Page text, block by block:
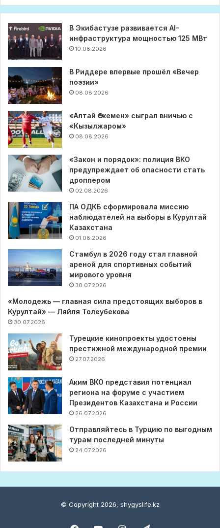
В Экибастузе развивается AI-
инфраструктура мощностью 125 МВт
10.08.2026
В Риддере впервые прошёл «Вечер
поэзии»
08.08.2026
«Алтай Өскемен» сыграл вничью с
«Кызылжаром»
08.08.2026
«Закон и порядок»: полиция ВКО
предупреждает об опасности стать
дроппером
02.08.2026
ПА ОДКБ сформировала миссию
наблюдателей на выборы в Курултай
Казахстана
01.08.2026
Стамбул в 2026 году стал главной
ареной для спортивных событий
мирового уровня
30.07.2026
«Молодежь — главная сила предстоящих выборов в
Курултай» — Ляйля Толеубекова
30.07.2026
Турецкие кинопроекты удостоены
престижной международной премии
27.07.2026
Аким ВКО представил потенциал
региона на форуме с участием
Президентов Казахстана и России
26.07.2026
Отправляйтесь в Турцию по выгодным
турам последней минуты
24.07.2026
© Copyright 2026, shygyslife.kz